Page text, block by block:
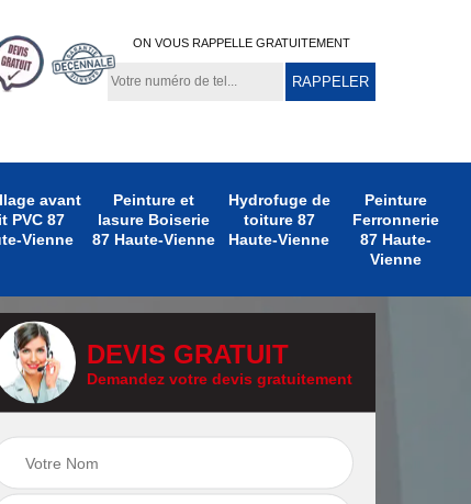
ON VOUS RAPPELLE GRATUITEMENT
avant
PVC 87
Vienne
Peinture et
lasure Boiserie
87 Haute-Vienne
Hydrofuge de
toiture 87
Haute-Vienne
Peinture
Ferronnerie
87 Haute-
Vienne
Peinture Extérieure
Peinture
Ferronnerie 87
Haute-Vienne
DEVIS GRATUIT
Demandez votre devis gratuitement